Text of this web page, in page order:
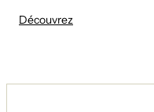
Découvrez